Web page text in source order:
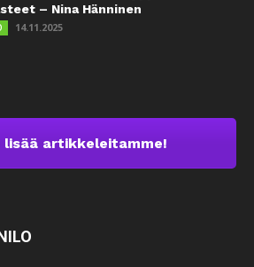
– Nina Hänninen
14.11.2025
lisää artikkeleitamme!